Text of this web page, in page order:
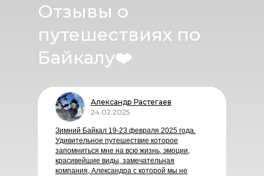
Александр Растегаев
Зимний Байкал 19-23 февраля 2025 года.
Удивительное путешествие которое
запомниться мне на всю жизнь, эмоции,
красивейшие виды, замечательная
компания, Александра с которой мы не
24.02.2025
Отзывы о
путешествиях по
Байкалу❤️